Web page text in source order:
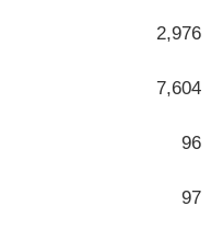
2,976
7,604
96
97